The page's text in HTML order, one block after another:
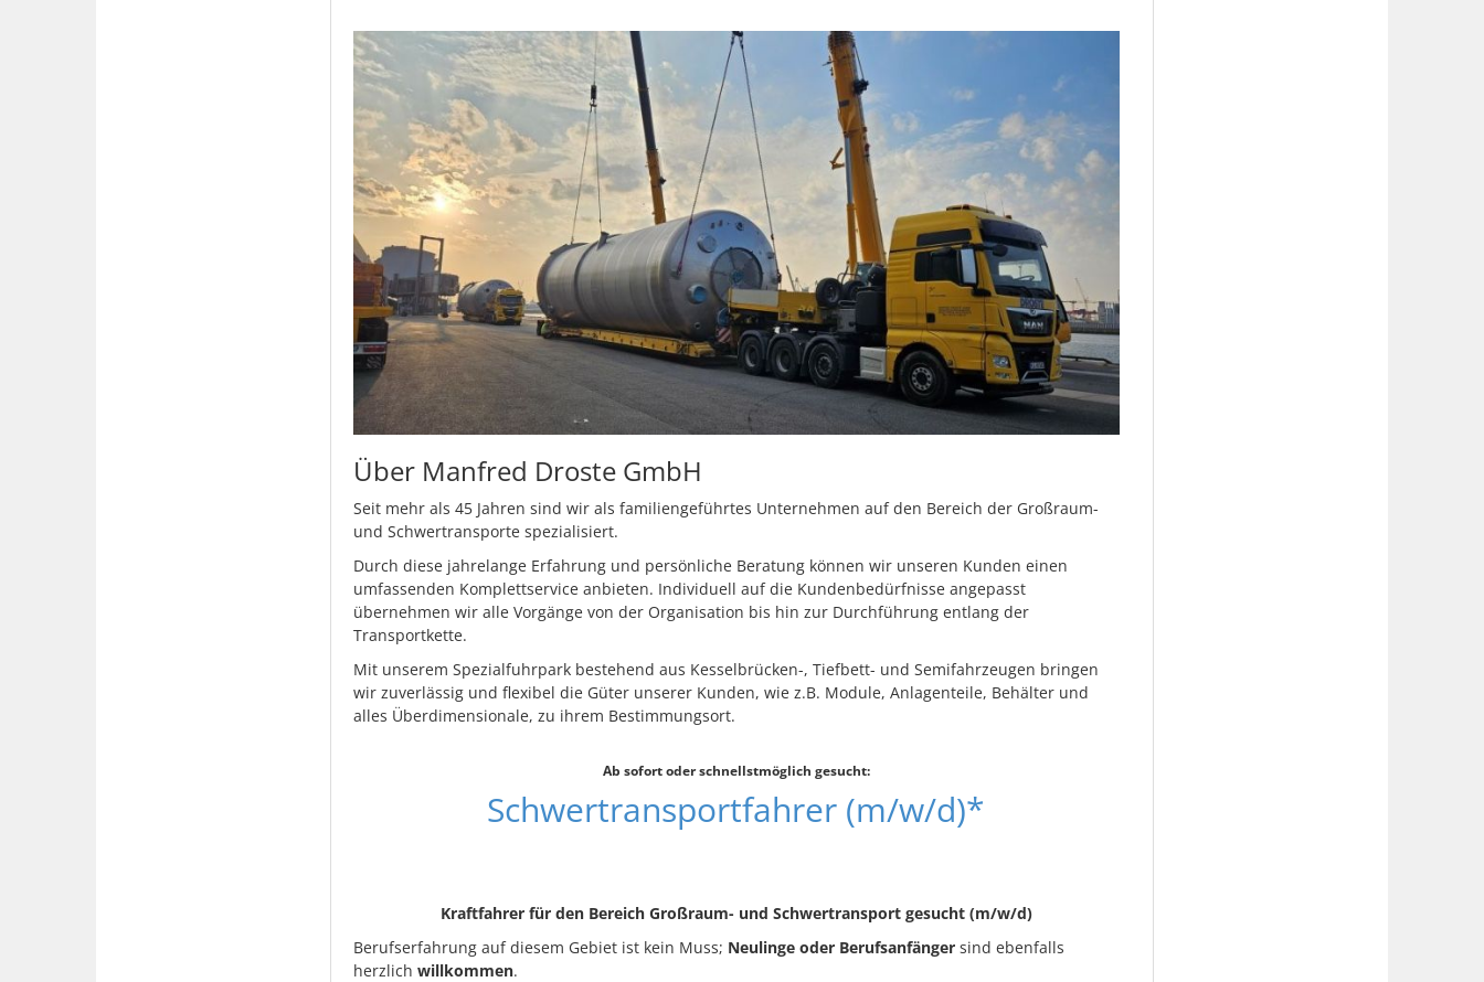
Über Manfred Droste GmbH
Seit mehr als 45 Jahren sind wir als familiengeführtes Unternehmen auf den Bereich der Großraum-
und Schwertransporte spezialisiert.
Durch diese jahrelange Erfahrung und persönliche Beratung können wir unseren Kunden einen
umfassenden Komplettservice anbieten. Individuell auf die Kundenbedürfnisse angepasst
übernehmen wir alle Vorgänge von der Organisation bis hin zur Durchführung entlang der
Transportkette.
Mit unserem Spezialfuhrpark bestehend aus Kesselbrücken-, Tiefbett- und Semifahrzeugen bringen
wir zuverlässig und flexibel die Güter unserer Kunden, wie z.B. Module, Anlagenteile, Behälter und
alles Überdimensionale, zu ihrem Bestimmungsort.
Ab sofort oder schnellstmöglich gesucht:
Schwertransportfahrer (m/w/d)*
Kraftfahrer für den Bereich Großraum- und Schwertransport gesucht (m/w/d)
Berufserfahrung auf diesem Gebiet ist kein Muss; Neulinge oder Berufsanfängersind ebenfalls
herzlich willkommen.